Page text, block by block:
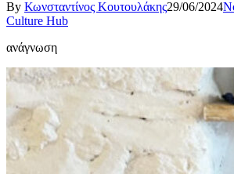
By Κωνσταντίνος Κουτουλάκης29/06/2024
Culture Hub
ανάγνωση